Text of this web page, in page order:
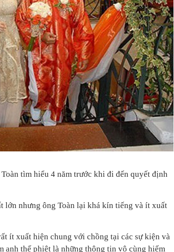
tìm hiểu 4 năm trước khi đi đến quyết định
lớn nhưng ông Toàn lại khá kín tiếng và ít xuất
ít xuất hiện chung với chồng tại các sự kiện và
anh thế phiệt là những thông tin vô cùng hiếm